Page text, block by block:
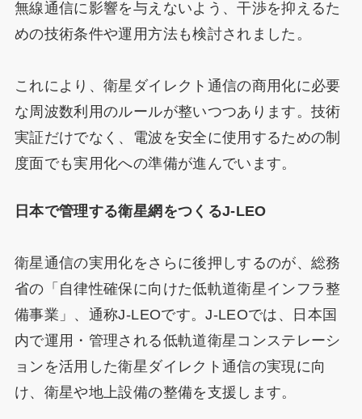
無線通信に影響を与えないよう、干渉を抑えるた
めの技術条件や運用方法も検討されました。
これにより、衛星ダイレクト通信の商用化に必要
な周波数利用のルールが整いつつあります。技術
実証だけでなく、電波を安全に使用するための制
度面でも実用化への準備が進んでいます。
日本で管理する衛星網をつくるJ-LEO
衛星通信の実用化をさらに後押しするのが、総務
省の「自律性確保に向けた低軌道衛星インフラ整
備事業」、通称J-LEOです。J-LEOでは、日本国
内で運用・管理される低軌道衛星コンステレーシ
ョンを活用した衛星ダイレクト通信の実現に向
け、衛星や地上設備の整備を支援します。